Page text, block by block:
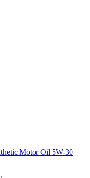
Motor Oil 5W-30